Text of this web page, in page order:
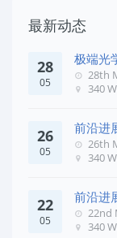
最新动态
28
05
极端光
28th
340
26
05
前沿进
26th
340
22
05
前沿进
几何相
22nd
340